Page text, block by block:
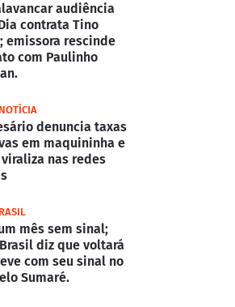
audiência
contrata Tino
emissora rescinde
com Paulinho
denuncia taxas
em maquininha e
nas redes
mês sem sinal;
diz que voltará
com seu sinal no
Sumaré.